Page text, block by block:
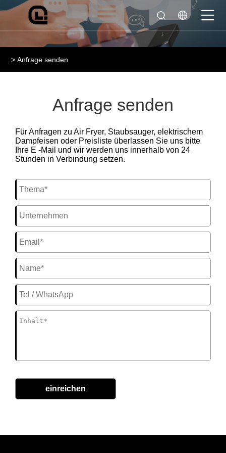
> Anfrage senden
Anfrage senden
Für Anfragen zu Air Fryer, Staubsauger, elektrischem
Dampfeisen oder Preisliste überlassen Sie uns bitte
Ihre E -Mail und wir werden uns innerhalb von 24
Stunden in Verbindung setzen.
einreichen